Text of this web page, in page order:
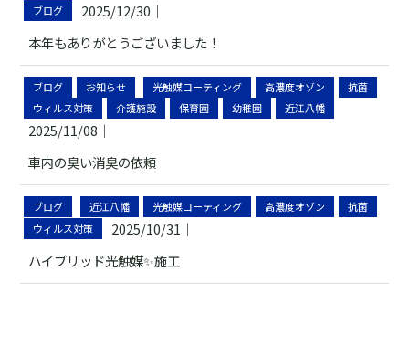
ブログ 2025/12/30 ｜
本年もありがとうございました！
ブログ お知らせ 光触媒コーティング 高濃度オゾン
抗菌
ウィルス対策
介護施設 保育園 幼稚園 近江八幡
2025/11/08 ｜
車内の臭い消臭の依頼
ブログ 近江八幡 光触媒コーティング 高濃度オゾン
抗菌
ウィルス対策
2025/10/31 ｜
ハイブリッド光触媒✨施工